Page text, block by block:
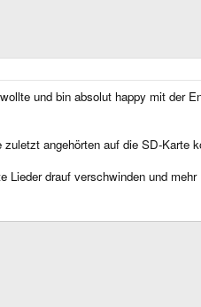
und bin absolut happy mit der
angehörten auf die SD-
Lieder drauf verschwinden und